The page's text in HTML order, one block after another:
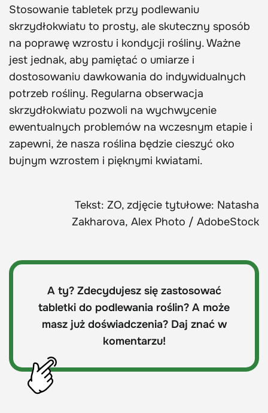
Stosowanie tabletek przy podlewaniu
skrzydłokwiatu to prosty, ale skuteczny sposób
na poprawę wzrostu i kondycji rośliny. Ważne
jest jednak, aby pamiętać o umiarze i
dostosowaniu dawkowania do indywidualnych
potrzeb rośliny. Regularna obserwacja
skrzydłokwiatu pozwoli na wychwycenie
ewentualnych problemów na wczesnym etapie i
zapewni, że nasza roślina będzie cieszyć oko
bujnym wzrostem i pięknymi kwiatami.
Tekst: ZO, zdjęcie tytułowe: Natasha
Zakharova, Alex Photo / AdobeStock
A ty? Zdecydujesz się zastosować
tabletki do podlewania roślin? A może
masz już doświadczenia? Daj znać w
komentarzu!